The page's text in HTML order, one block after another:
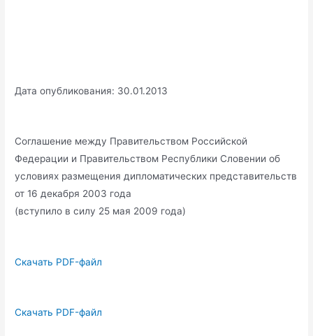
Дата опубликования: 30.01.2013
Соглашение между Правительством Российской
Федерации и Правительством Республики Словении об
условиях размещения дипломатических представительств
от 16 декабря 2003 года
(вступило в силу 25 мая 2009 года)
Скачать PDF-файл
Скачать PDF-файл